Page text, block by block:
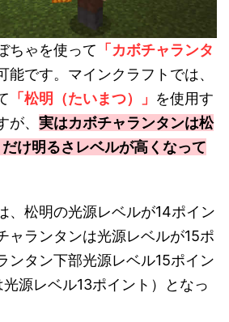
ちゃを使って 「カボチャランタ
能です。マインクラフトでは、
「松明（たいまつ）」 を使用す
、 実はカボチャランタンは松
け明るさレベルが高くなって
、松明の光源レベルが14ポイン
ャランタンは光源レベルが15ポ
ンタン下部光源レベル15ポイン
光源レベル13ポイント）となっ